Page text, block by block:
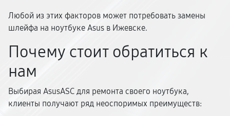
Любой из этих факторов может потребовать замены
шлейфа на ноутбуке Asus в Ижевске.
Почему стоит обратиться к
нам
Выбирая AsusASC для ремонта своего ноутбука,
клиенты получают ряд неоспоримых преимуществ: